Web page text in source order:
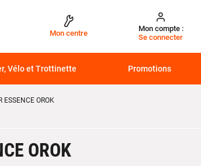
Mon centre
Mon compte :
Se connecter
Vélo et Trottinette Promotions
ESSENCE OROK
OROK